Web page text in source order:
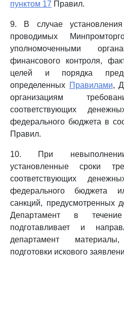
пунктом 17 Правил.
9. В случае
проводимых
уполномоченными
финансового контроля,
целей и порядка
определенных Правилами,
организациям
соответствующих
федерального бюджета в
Правил.
10. При
установленные сроки
соответствующих
федерального бюджета
санкций, предусмотренных
Департамент в
подготавливает и
департамент
подготовки искового